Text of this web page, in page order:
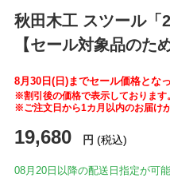
秋田木工 スツール「
【セール対象品のた
8月30日(日)までセール価格とな
※割引後の価格で表示しております。
※ご注文日から1カ月以内のお届けが
19,680 円 (税込)
08月20日 以降の配送日指定が可